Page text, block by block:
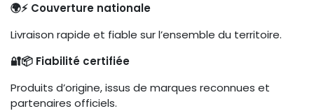
🌍⚡ Couverture nationale
Livraison rapide et fiable sur l’ensemble du territoire.
🔐📦 Fiabilité certifiée
Produits d’origine, issus de marques reconnues et
partenaires officiels.